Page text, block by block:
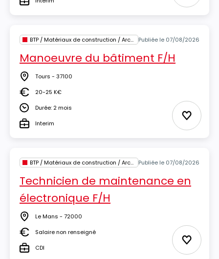
Type
BTP / Matériaux de construction / Architecture Publiée le 07/08/2026
Manoeuvre du bâtiment F/H
Lieu Tours - 37100
Salaire20-25 K€
DuréeDurée: 2 mois
TypeInterim Ajouter
BTP / Matériaux de construction / Architecture Publiée le 07/08/2026
Technicien de maintenance en
électronique F/H
Lieu Le Mans - 72000
SalaireSalaire non renseigné
TypeCDI Ajouter